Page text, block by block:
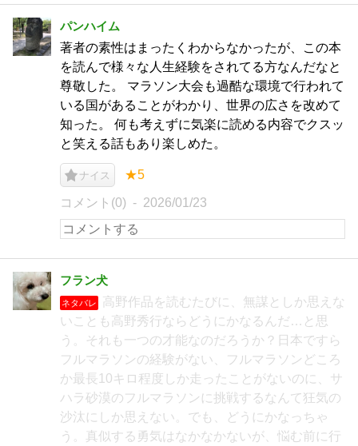
パンハイム
著者の素性はまったくわからなかったが、この本
を読んで様々な人生経験をされてる方なんだなと
尊敬した。 マラソン大会も過酷な環境で行われて
いる国があることがわかり、世界の広さを改めて
知った。 何も考えずに気楽に読める内容でクスッ
と笑える話もあり楽しめた。
ナイス ★5
コメント(0) 2026/01/23
フラン犬
ネタバレ
高野作品を読むたびに、無謀としか思えな
いことも高野秀行ならどうにかなるんだ…と思
う。それも一つの才能なのだろうか？日本ですら
フルマラソンの経験がない、フルマラソンどころ
か最長10キロ程度しか走ったことがないのに、サ
ハラ砂漠のフルマラソンに挑戦するなんて狂気の
沙汰にしか思えない。でも、どうにかなっちゃ
う。真似する勇気はなかなかないが、悩む前に行